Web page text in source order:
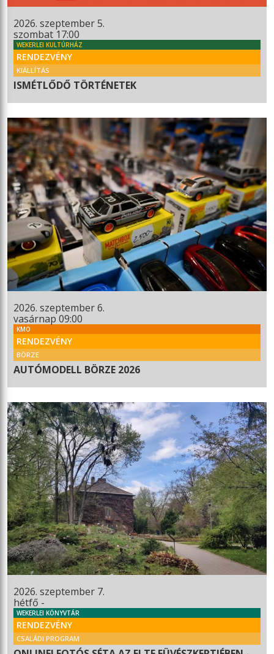
2026. szeptember 5.
szombat 17:00
WEKERLEI KULTÚRHÁZ
RENDEZVÉNY
KIÁLLÍTÁS
ISMÉTLŐDŐ TÖRTÉNETEK
2026. szeptember 6.
vasárnap 09:00
KMO
RENDEZVÉNY
BÖRZE
AUTÓMODELL BÖRZE 2026
2026. szeptember 7.
hétfő -
WEKERLEI KÖNYVTÁR
RENDEZVÉNY
CSALÁDI PROGRAM